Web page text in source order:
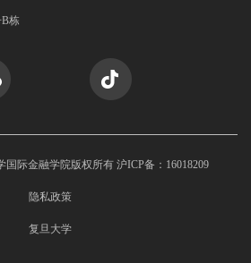
栋
国际金融学院版权所有 沪ICP备：16018209
隐私政策
复旦大学